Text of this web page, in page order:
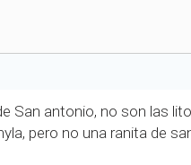
San antonio, no son las
pero no una ranita de